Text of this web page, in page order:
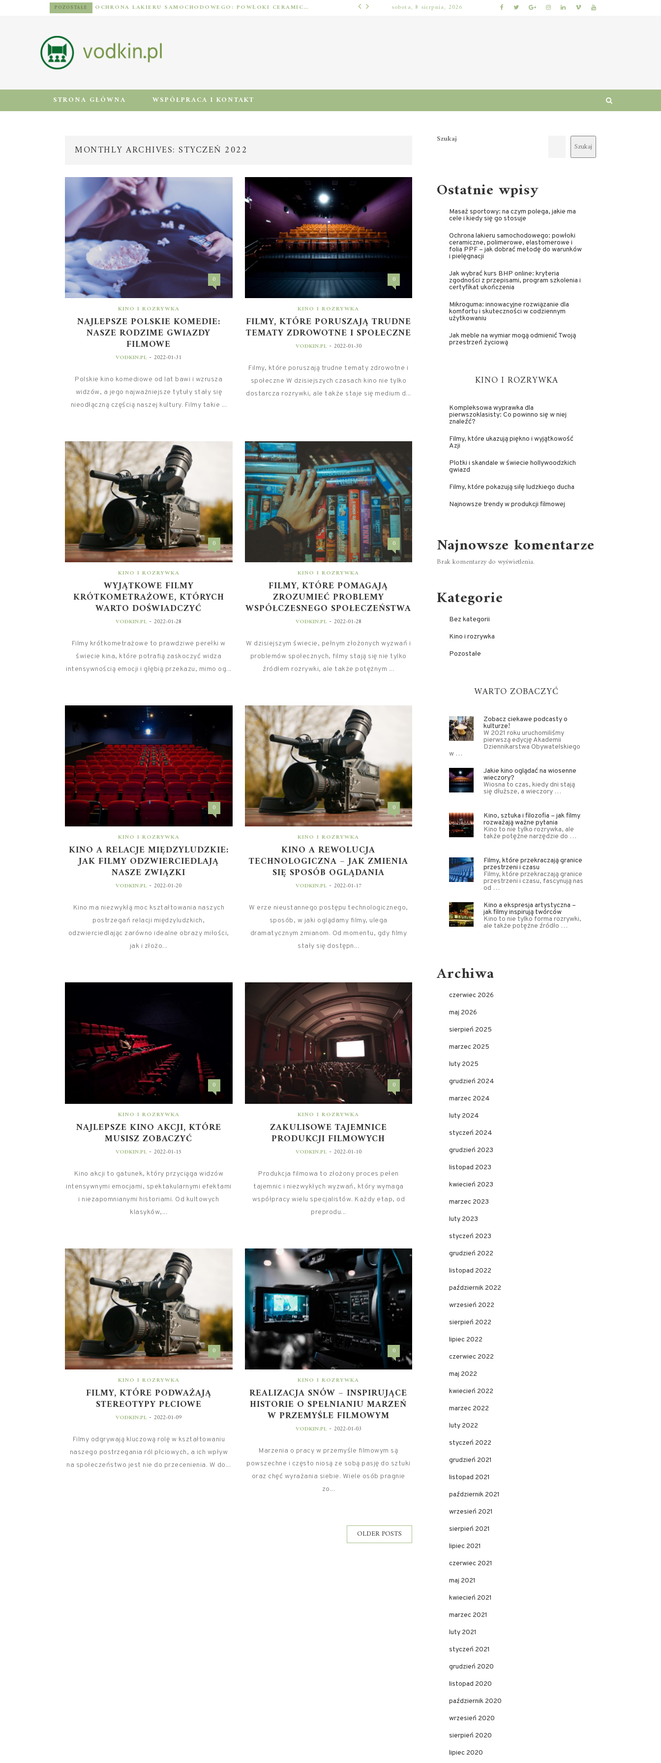
POZOSTAŁE OCHRONA LAKIERU SAMOCHODOWEGO: POWŁOKI CERAMICZNE, POLIMEROWE, ELASTOMEROWE I FOLIA PPF – JAK DOBRAĆ METODĘ DO WARUNKÓW I PIELĘGNACJI BEZ KATEGORII
sobota, 8 sierpnia, 2026
STRONA GŁÓWNA WSPÓŁPRACA I KONTAKT
MONTHLY ARCHIVES: STYCZEŃ 2022
0
KINO I ROZRYWKA
NAJLEPSZE POLSKIE KOMEDIE:
NASZE RODZIME GWIAZDY
FILMOWE
VODKIN.PL - 2022-01-31
Polskie kino komediowe od lat bawi i wzrusza
widzów, a jego najważniejsze tytuły stały się
nieodłączną częścią naszej kultury. Filmy takie ...
0
KINO I ROZRYWKA
FILMY, KTÓRE PORUSZAJĄ TRUDNE
TEMATY ZDROWOTNE I SPOŁECZNE
VODKIN.PL - 2022-01-30
Filmy, które poruszają trudne tematy zdrowotne i
społeczne W dzisiejszych czasach kino nie tylko
dostarcza rozrywki, ale także staje się medium d...
0
KINO I ROZRYWKA
WYJĄTKOWE FILMY
KRÓTKOMETRAŻOWE, KTÓRYCH
WARTO DOŚWIADCZYĆ
VODKIN.PL - 2022-01-28
Filmy krótkometrażowe to prawdziwe perełki w
świecie kina, które potrafią zaskoczyć widza
intensywnością emocji i głębią przekazu, mimo og...
0
KINO I ROZRYWKA
FILMY, KTÓRE POMAGAJĄ
ZROZUMIEĆ PROBLEMY
WSPÓŁCZESNEGO SPOŁECZEŃSTWA
VODKIN.PL - 2022-01-28
W dzisiejszym świecie, pełnym złożonych wyzwań i
problemów społecznych, filmy stają się nie tylko
źródłem rozrywki, ale także potężnym ...
0
KINO I ROZRYWKA
KINO A RELACJE MIĘDZYLUDZKIE:
JAK FILMY ODZWIERCIEDLAJĄ
NASZE ZWIĄZKI
VODKIN.PL - 2022-01-20
Kino ma niezwykłą moc kształtowania naszych
postrzegań relacji międzyludzkich,
odzwierciedlając zarówno idealne obrazy miłości,
jak i złożo...
0
KINO I ROZRYWKA
KINO A REWOLUCJA
TECHNOLOGICZNA – JAK ZMIENIA
SIĘ SPOSÓB OGLĄDANIA
VODKIN.PL - 2022-01-17
W erze nieustannego postępu technologicznego,
sposób, w jaki oglądamy filmy, ulega
dramatycznym zmianom. Od momentu, gdy filmy
stały się dostępn...
0
KINO I ROZRYWKA
NAJLEPSZE KINO AKCJI, KTÓRE
MUSISZ ZOBACZYĆ
VODKIN.PL - 2022-01-15
Kino akcji to gatunek, który przyciąga widzów
intensywnymi emocjami, spektakularnymi efektami
i niezapomnianymi historiami. Od kultowych
klasyków,...
0
KINO I ROZRYWKA
ZAKULISOWE TAJEMNICE
PRODUKCJI FILMOWYCH
VODKIN.PL - 2022-01-10
Produkcja filmowa to złożony proces pełen
tajemnic i niezwykłych wyzwań, który wymaga
współpracy wielu specjalistów. Każdy etap, od
preprodu...
0
KINO I ROZRYWKA
FILMY, KTÓRE PODWAŻAJĄ
STEREOTYPY PŁCIOWE
VODKIN.PL - 2022-01-09
Filmy odgrywają kluczową rolę w kształtowaniu
naszego postrzegania ról płciowych, a ich wpływ
na społeczeństwo jest nie do przecenienia. W do...
0
KINO I ROZRYWKA
REALIZACJA SNÓW – INSPIRUJĄCE
HISTORIE O SPEŁNIANIU MARZEŃ
W PRZEMYŚLE FILMOWYM
VODKIN.PL - 2022-01-03
Marzenia o pracy w przemyśle filmowym są
powszechne i często niosą ze sobą pasję do sztuki
oraz chęć wyrażania siebie. Wiele osób pragnie
zo...
OLDER POSTS
Szukaj
Szukaj
Ostatnie wpisy
Masaż sportowy: na czym polega, jakie ma
cele i kiedy się go stosuje
Ochrona lakieru samochodowego: powłoki
ceramiczne, polimerowe, elastomerowe i
folia PPF – jak dobrać metodę do warunków
i pielęgnacji
Jak wybrać kurs BHP online: kryteria
zgodności z przepisami, program szkolenia i
certyfikat ukończenia
Mikroguma: innowacyjne rozwiązanie dla
komfortu i skuteczności w codziennym
użytkowaniu
Jak meble na wymiar mogą odmienić Twoją
przestrzeń życiową
KINO I ROZRYWKA
Kompleksowa wyprawka dla
pierwszoklasisty: Co powinno się w niej
znaleźć?
Filmy, które ukazują piękno i wyjątkowość
Azji
Plotki i skandale w świecie hollywoodzkich
gwiazd
Filmy, które pokazują siłę ludzkiego ducha
Najnowsze trendy w produkcji filmowej
Najnowsze komentarze
Brak komentarzy do wyświetlenia.
Kategorie
Bez kategorii
Kino i rozrywka
Pozostałe
WARTO ZOBACZYĆ
Zobacz ciekawe podcasty o
kulturze!
W 2021 roku uruchomiliśmy
pierwszą edycję Akademii
Dziennikarstwa Obywatelskiego
w …
Jakie kino oglądać na wiosenne
wieczory?
Wiosna to czas, kiedy dni stają
się dłuższe, a wieczory …
Kino, sztuka i filozofia – jak filmy
rozważają ważne pytania
Kino to nie tylko rozrywka, ale
także potężne narzędzie do …
Filmy, które przekraczają granice
przestrzeni i czasu
Filmy, które przekraczają granice
przestrzeni i czasu, fascynują nas
od …
Kino a ekspresja artystyczna –
jak filmy inspirują twórców
Kino to nie tylko forma rozrywki,
ale także potężne źródło …
Archiwa
czerwiec 2026
maj 2026
sierpień 2025
marzec 2025
luty 2025
grudzień 2024
marzec 2024
luty 2024
styczeń 2024
grudzień 2023
listopad 2023
kwiecień 2023
marzec 2023
luty 2023
styczeń 2023
grudzień 2022
listopad 2022
październik 2022
wrzesień 2022
sierpień 2022
lipiec 2022
czerwiec 2022
maj 2022
kwiecień 2022
marzec 2022
luty 2022
styczeń 2022
grudzień 2021
listopad 2021
październik 2021
wrzesień 2021
sierpień 2021
lipiec 2021
czerwiec 2021
maj 2021
kwiecień 2021
marzec 2021
luty 2021
styczeń 2021
grudzień 2020
listopad 2020
październik 2020
wrzesień 2020
sierpień 2020
lipiec 2020